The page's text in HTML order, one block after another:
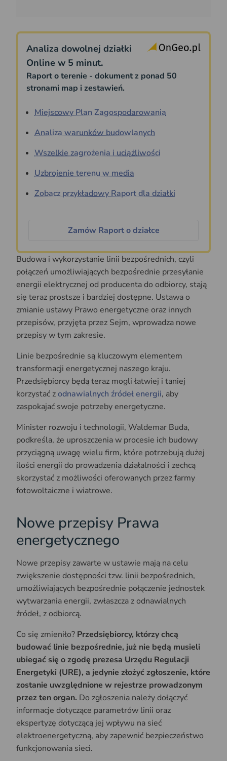
Analiza dowolnej działki
Online w 5 minut.
Raport o terenie - dokument z ponad 50
stronami map i zestawień.
Miejscowy Plan Zagospodarowania
Analiza warunków budowlanych
Wszelkie zagrożenia i uciążliwości
Uzbrojenie terenu w media
Zobacz przykładowy Raport dla działki
Zamów Raport o działce
Budowa i wykorzystanie linii bezpośrednich, czyli
połączeń umożliwiających bezpośrednie przesyłanie
energii elektrycznej od producenta do odbiorcy, stają
się teraz prostsze i bardziej dostępne. Ustawa o
zmianie ustawy Prawo energetyczne oraz innych
przepisów, przyjęta przez Sejm, wprowadza nowe
przepisy w tym zakresie.
Linie bezpośrednie są kluczowym elementem
transformacji energetycznej naszego kraju.
Przedsiębiorcy będą teraz mogli łatwiej i taniej
korzystać zodnawialnych źródeł energii, aby
zaspokajać swoje potrzeby energetyczne.
Minister rozwoju i technologii, Waldemar Buda,
podkreśla, że uproszczenia w procesie ich budowy
przyciągną uwagę wielu firm, które potrzebują dużej
ilości energii do prowadzenia działalności i zechcą
skorzystać z możliwości oferowanych przez farmy
fotowoltaiczne i wiatrowe.
Nowe przepisy Prawa
energetycznego
Nowe przepisy zawarte w ustawie mają na celu
zwiększenie dostępności tzw. linii bezpośrednich,
umożliwiających bezpośrednie połączenie jednostek
wytwarzania energii, zwłaszcza z odnawialnych
źródeł, z odbiorcą.
Co się zmieniło? Przedsiębiorcy, którzy chcą
budować linie bezpośrednie, już nie będą musieli
ubiegać się o zgodę prezesa Urzędu Regulacji
Energetyki (URE), a jedynie złożyć zgłoszenie, które
zostanie uwzględnione w rejestrze prowadzonym
przez ten organ. Do zgłoszenia należy dołączyć
informacje dotyczące parametrów linii oraz
ekspertyzę dotyczącą jej wpływu na sieć
elektroenergetyczną, aby zapewnić bezpieczeństwo
funkcjonowania sieci.